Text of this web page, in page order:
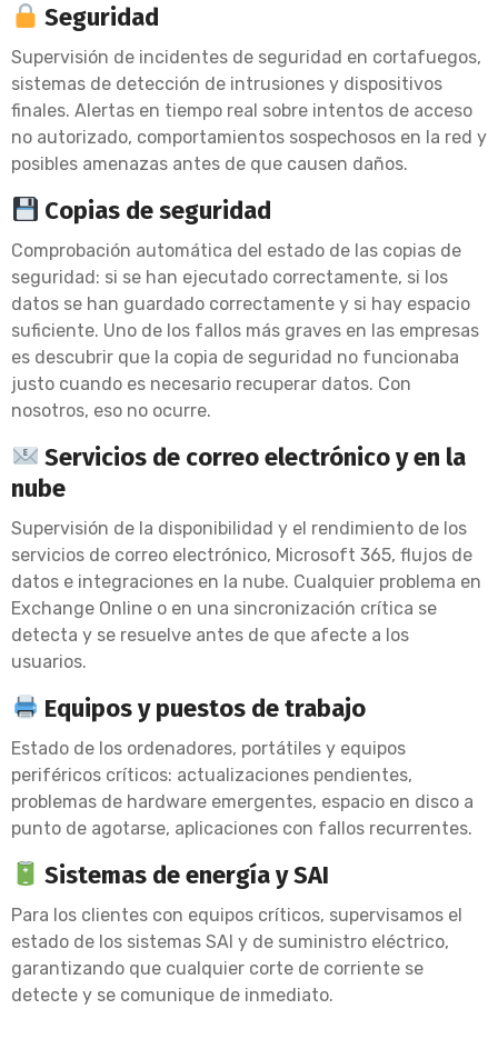
Seguridad
Supervisión de incidentes de seguridad en cortafuegos,
sistemas de detección de intrusiones y dispositivos
finales. Alertas en tiempo real sobre intentos de acceso
no autorizado, comportamientos sospechosos en la red y
posibles amenazas antes de que causen daños.
Copias de seguridad
Comprobación automática del estado de las copias de
seguridad: si se han ejecutado correctamente, si los
datos se han guardado correctamente y si hay espacio
suficiente. Uno de los fallos más graves en las empresas
es descubrir que la copia de seguridad no funcionaba
justo cuando es necesario recuperar datos. Con
nosotros, eso no ocurre.
Servicios de correo electrónico y en la
nube
Supervisión de la disponibilidad y el rendimiento de los
servicios de correo electrónico, Microsoft 365, flujos de
datos e integraciones en la nube. Cualquier problema en
Exchange Online o en una sincronización crítica se
detecta y se resuelve antes de que afecte a los
usuarios.
Equipos y puestos de trabajo
Estado de los ordenadores, portátiles y equipos
periféricos críticos: actualizaciones pendientes,
problemas de hardware emergentes, espacio en disco a
punto de agotarse, aplicaciones con fallos recurrentes.
Sistemas de energía y SAI
Para los clientes con equipos críticos, supervisamos el
estado de los sistemas SAI y de suministro eléctrico,
garantizando que cualquier corte de corriente se
detecte y se comunique de inmediato.